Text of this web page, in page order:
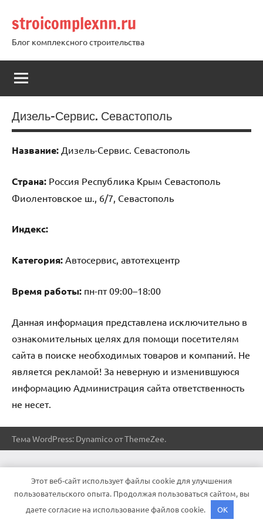
содержимому
stroicomplexnn.ru
Блог комплексного строительства
Дизель-Сервис. Севастополь
Название: Дизель-Сервис. Севастополь
Страна: Россия Республика Крым Севастополь
Фиолентовское ш., 6/7, Севастополь
Индекс:
Категория: Автосервис, автотехцентр
Время работы: пн-пт 09:00–18:00
Данная информация представлена исключительно в
ознакомительных целях для помощи посетителям
сайта в поиске необходимых товаров и компаний. Не
является рекламой! За неверную и изменившуюся
информацию Администрация сайта ответственность
не несет.
Тема WordPress: Dynamico от ThemeZee.
Этот веб-сайт использует файлы cookie для улучшения
пользовательского опыта. Продолжая пользоваться сайтом, вы
даете согласие на использование файлов cookie.
OK